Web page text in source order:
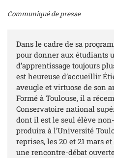
Communiqué de presse
Dans le cadre de sa
pour donner aux étudiants
d’apprentissage toujours
est heureuse d’accueillir
aveugle et virtuose de son
Formé à Toulouse, il a
Conservatoire national
dont il est le seul élève
produira à l’Université
reprises, les 20 et 21 mars
une rencontre-débat